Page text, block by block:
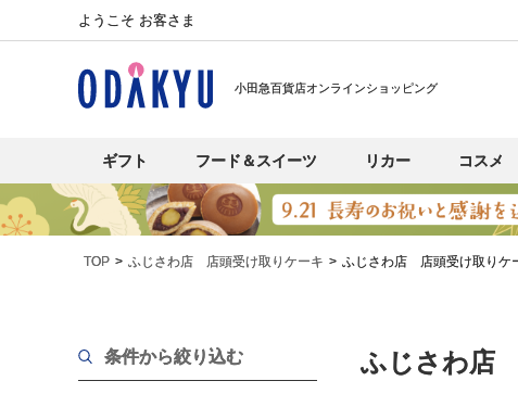
ようこそ お客さま
小田急百貨店オンラインショッピング
ギフト フード＆スイーツ リカー コスメ
TOP ふじさわ店 店頭受け取りケーキ ふじさわ店 店頭受け取りケ
条件から絞り込む ふじさわ店